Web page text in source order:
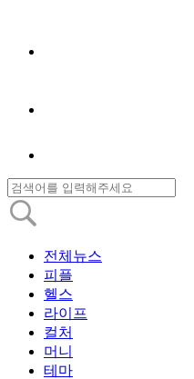
전체뉴스
피플
헬스
라이프
컬처
머니
테마